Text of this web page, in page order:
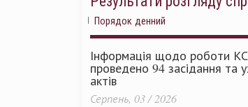
Порядок денний
Інформація щодо роботи
проведено 94 засідання та
актів
Серпень, 03 / 2026